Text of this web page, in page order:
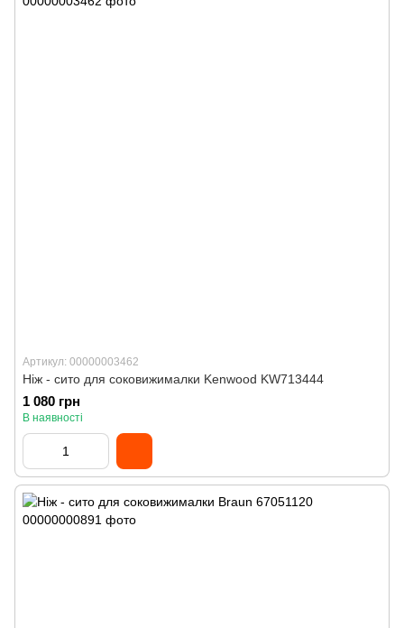
Артикул: 00000003462
Ніж - сито для соковижималки Kenwood KW713444
1 080 грн
В наявності